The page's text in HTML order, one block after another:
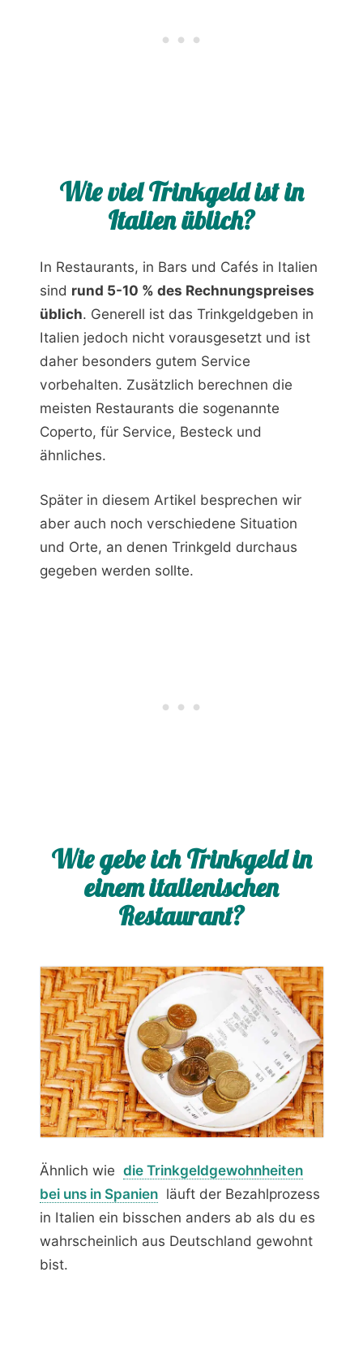
Wie viel Trinkgeld ist in
Italien üblich?
In Restaurants, in Bars und Cafés in Italien
sind rund 5-10 % des Rechnungspreises
üblich. Generell ist das Trinkgeldgeben in
Italien jedoch nicht vorausgesetzt und ist
daher besonders gutem Service
vorbehalten. Zusätzlich berechnen die
meisten Restaurants die sogenannte
Coperto, für Service, Besteck und
ähnliches.
Später in diesem Artikel besprechen wir
aber auch noch verschiedene Situation
und Orte, an denen Trinkgeld durchaus
gegeben werden sollte.
Wie gebe ich Trinkgeld in
einem italienischen
Restaurant?
Ähnlich wie die Trinkgeldgewohnheiten
bei uns in Spanien läuft der Bezahlprozess
in Italien ein bisschen anders ab als du es
wahrscheinlich aus Deutschland gewohnt
bist.